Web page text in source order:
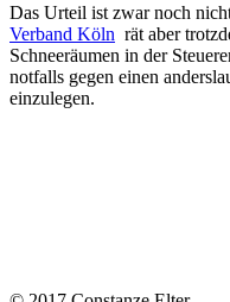
Das Urteil ist zwar noch
Verband Köln rät aber
Schneeräumen in der
notfalls gegen einen
einzulegen.